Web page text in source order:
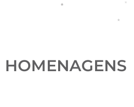
HOMENAGENS